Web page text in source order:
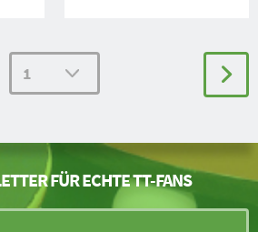
FÜR ECHTE TT-FANS